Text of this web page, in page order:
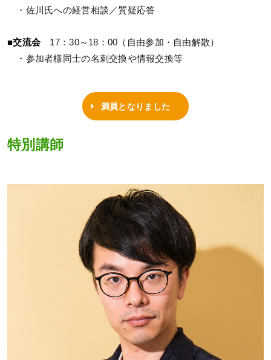
・佐川氏への経営相談／質疑応答
■交流会 17：30～18：00（自由参加・自由解散）
・参加者様同士の名刺交換や情報交換等
満員となりました
特別講師